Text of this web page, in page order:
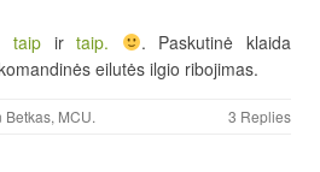
taipirtaip.
. Paskutinė klaida
eilutės ilgio ribojimas.
Betkas, MCU. 3 Replies